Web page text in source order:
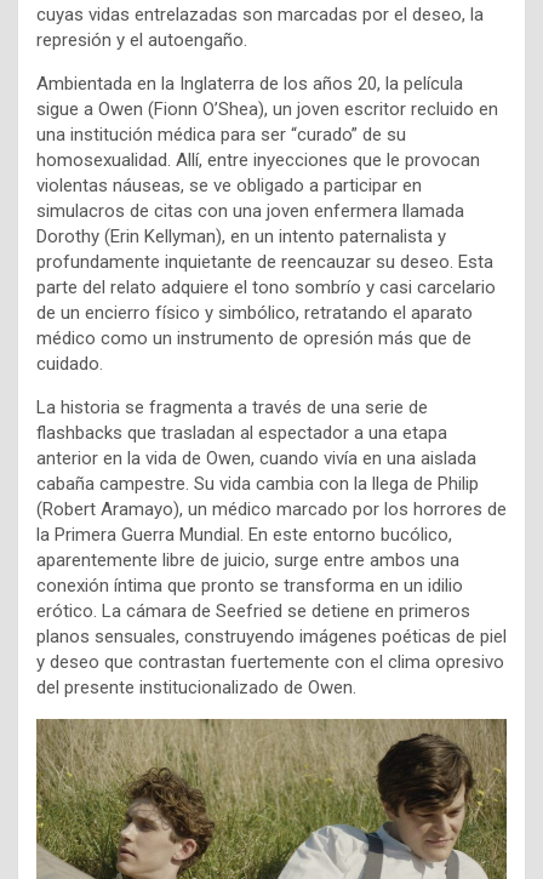
cuyas vidas entrelazadas son marcadas por el deseo, la
represión y el autoengaño.
Ambientada en la Inglaterra de los años 20, la película
sigue a Owen (Fionn O’Shea), un joven escritor recluido en
una institución médica para ser “curado” de su
homosexualidad. Allí, entre inyecciones que le provocan
violentas náuseas, se ve obligado a participar en
simulacros de citas con una joven enfermera llamada
Dorothy (Erin Kellyman), en un intento paternalista y
profundamente inquietante de reencauzar su deseo. Esta
parte del relato adquiere el tono sombrío y casi carcelario
de un encierro físico y simbólico, retratando el aparato
médico como un instrumento de opresión más que de
cuidado.
La historia se fragmenta a través de una serie de
flashbacks que trasladan al espectador a una etapa
anterior en la vida de Owen, cuando vivía en una aislada
cabaña campestre. Su vida cambia con la llega de Philip
(Robert Aramayo), un médico marcado por los horrores de
la Primera Guerra Mundial. En este entorno bucólico,
aparentemente libre de juicio, surge entre ambos una
conexión íntima que pronto se transforma en un idilio
erótico. La cámara de Seefried se detiene en primeros
planos sensuales, construyendo imágenes poéticas de piel
y deseo que contrastan fuertemente con el clima opresivo
del presente institucionalizado de Owen.